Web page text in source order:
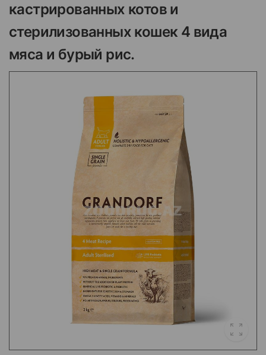
кастрированных котов и
стерилизованных кошек 4 вида
мяса и бурый рис.